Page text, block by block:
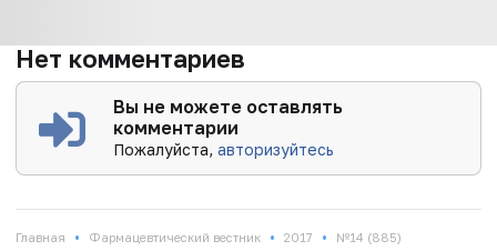
Нет комментариев
Вы не можете оставлять
комментарии
Пожалуйста,авторизуйтесь
Главная • Фармацевтический вестник • 2017 • №14 (885)